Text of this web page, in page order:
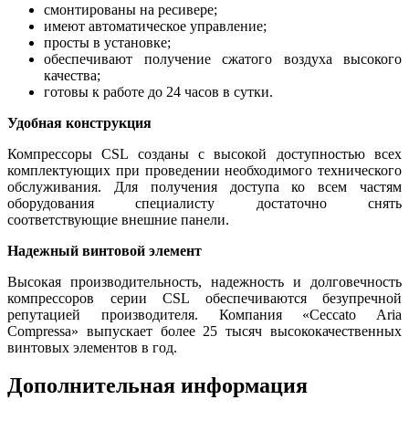
смонтированы на ресивере;
имеют автоматическое управление;
просты в установке;
обеспечивают получение сжатого воздуха высокого
качества;
готовы к работе до 24 часов в сутки.
Удобная конструкция
Компрессоры CSL созданы с высокой доступностью всех
комплектующих при проведении необходимого технического
обслуживания. Для получения доступа ко всем частям
оборудования специалисту достаточно снять
соответствующие внешние панели.
Надежный винтовой элемент
Высокая производительность, надежность и долговечность
компрессоров серии CSL обеспечиваются безупречной
репутацией производителя. Компания «Ceccato Aria
Compressa» выпускает более 25 тысяч высококачественных
винтовых элементов в год.
Дополнительная информация